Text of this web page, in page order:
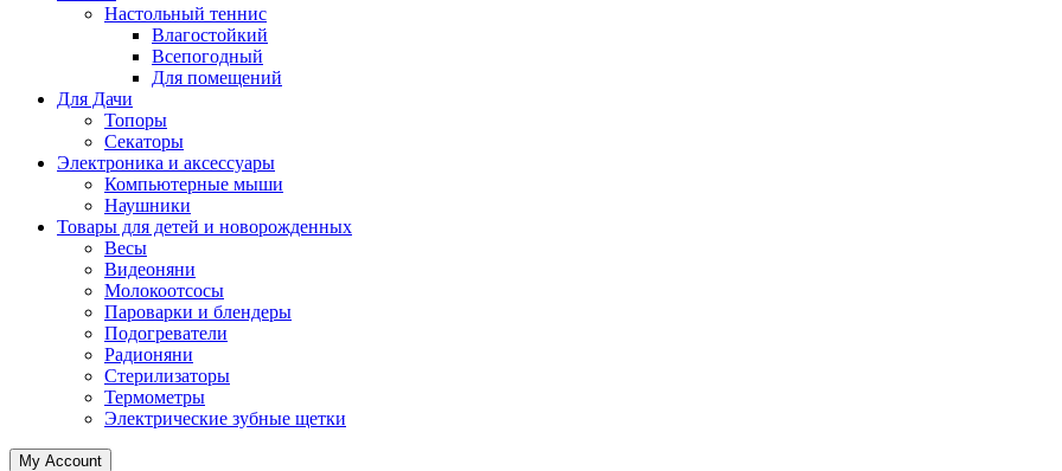
Настольный теннис
Влагостойкий
Всепогодный
Для помещений
Для Дачи
Топоры
Секаторы
Электроника и аксессуары
Компьютерные мыши
Наушники
Товары для детей и новорожденных
Весы
Видеоняни
Молокоотсосы
Пароварки и блендеры
Подогреватели
Радионяни
Стерилизаторы
Термометры
Электрические зубные щетки
My Account